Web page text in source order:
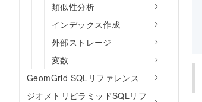
類似性分析
インデックス作成
外部ストレージ
変数
GeomGrid SQLリファレンス
ジオメトリピラミッドSQLリフ